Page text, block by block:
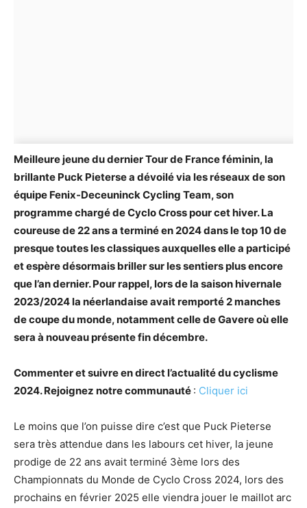
Meilleure jeune du dernier Tour de France féminin, la
brillante Puck Pieterse a dévoilé via les réseaux de son
équipe Fenix-Deceuninck Cycling Team, son
programme chargé de Cyclo Cross pour cet hiver. La
coureuse de 22 ans a terminé en 2024 dans le top 10 de
presque toutes les classiques auxquelles elle a participé
et espère désormais briller sur les sentiers plus encore
que l’an dernier. Pour rappel, lors de la saison hivernale
2023/2024 la néerlandaise avait remporté 2 manches
de coupe du monde, notamment celle de Gavere où elle
sera à nouveau présente fin décembre.
Commenter et suivre en direct l’actualité du cyclisme
2024. Rejoignez notre communauté : Cliquer ici
Le moins que l’on puisse dire c’est que Puck Pieterse
sera très attendue dans les labours cet hiver, la jeune
prodige de 22 ans avait terminé 3ème lors des
Championnats du Monde de Cyclo Cross 2024, lors des
prochains en février 2025 elle viendra jouer le maillot arc